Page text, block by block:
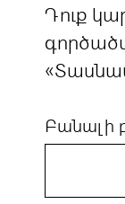
Դուք
Բանալի